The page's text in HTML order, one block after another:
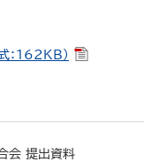
：162KB）
会 提出資料